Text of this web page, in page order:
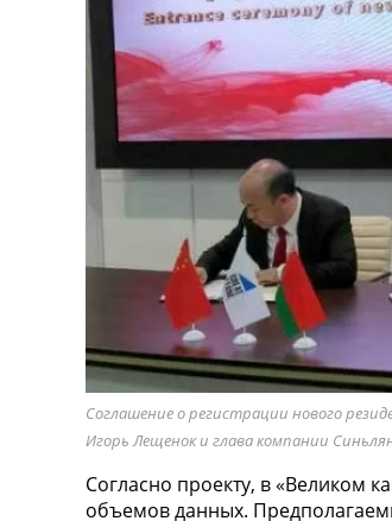
Соглашение о регистрации нового
Игорь Лещенок и глава компании
Согласно проекту, в «Великом
объемов данных.